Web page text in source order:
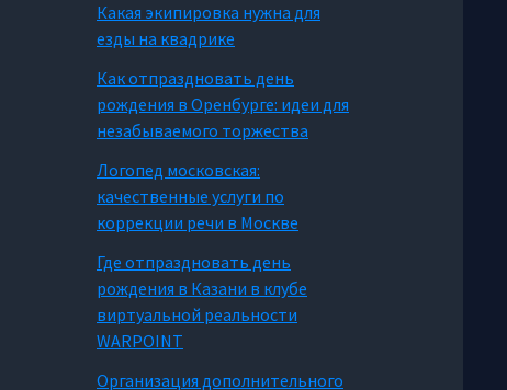
Какая экипировка нужна для
езды на квадрике
Как отпраздновать день
рождения в Оренбурге: идеи для
незабываемого торжества
Логопед московская:
качественные услуги по
коррекции речи в Москве
Где отпраздновать день
рождения в Казани в клубе
виртуальной реальности
WARPOINT
Организация дополнительного